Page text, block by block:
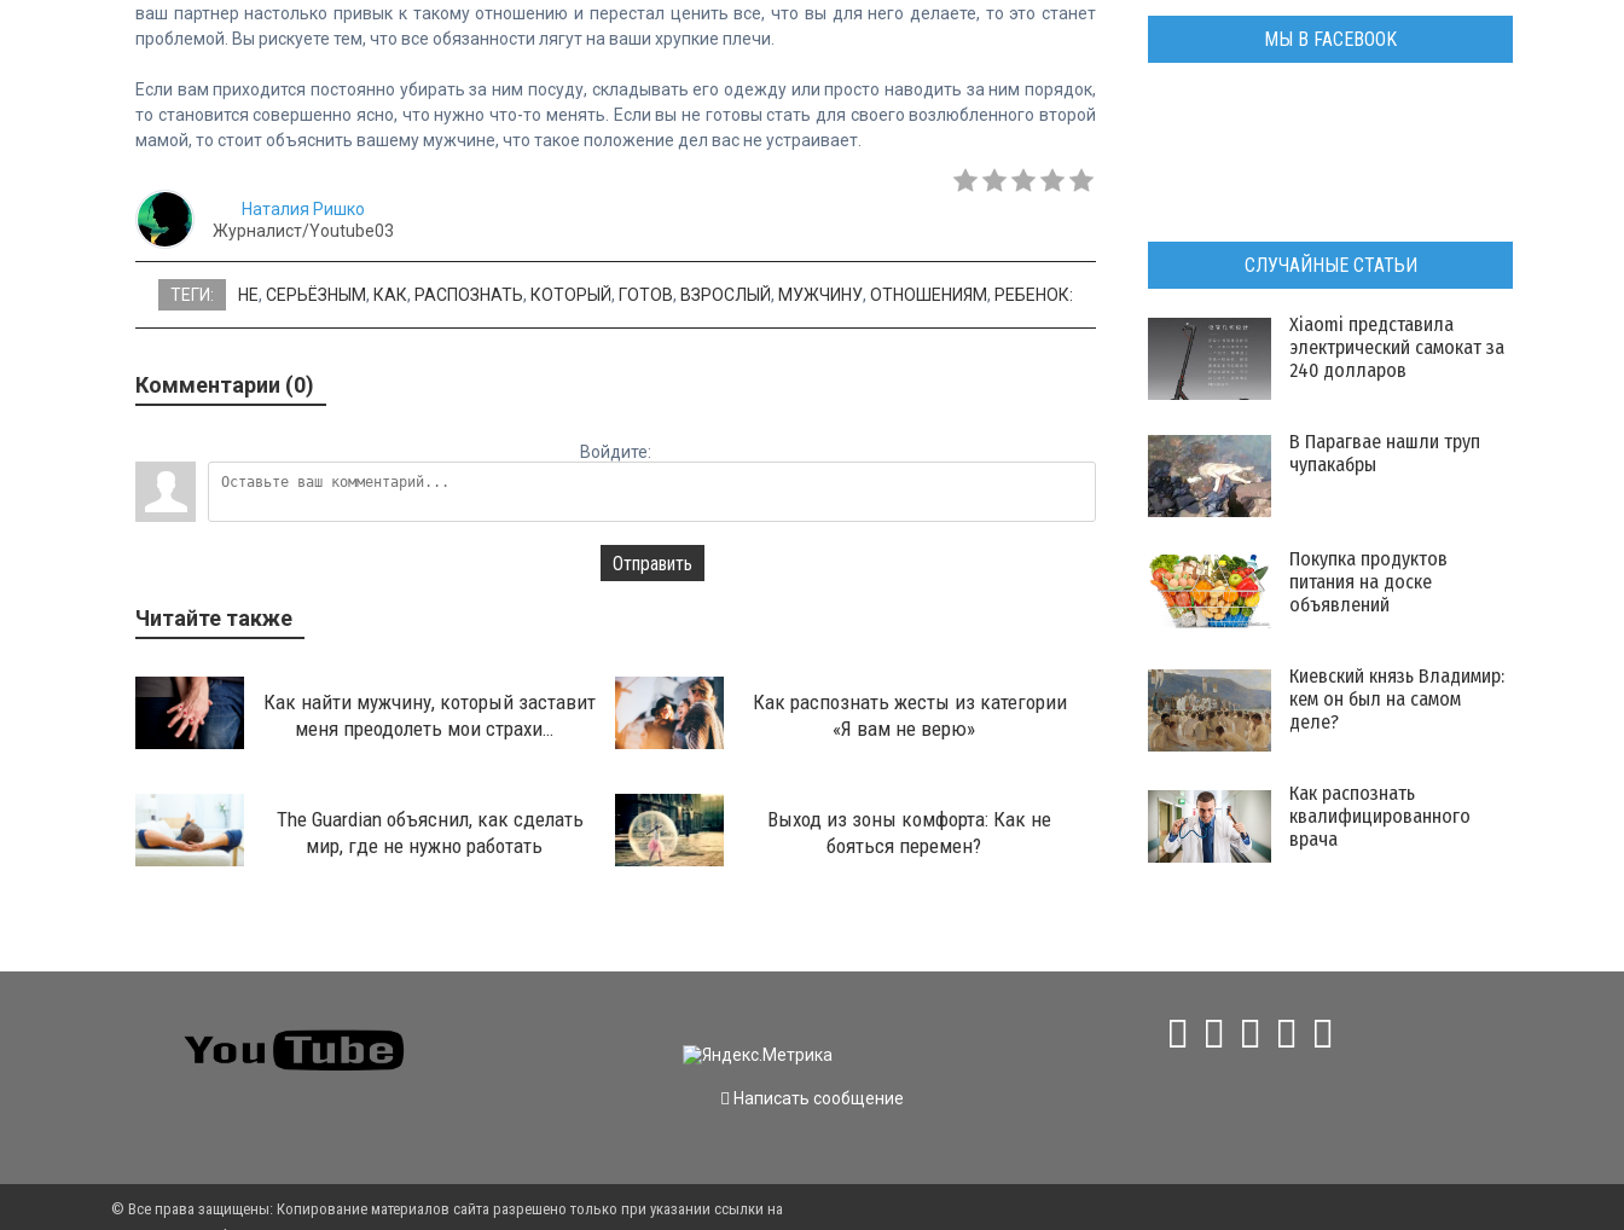
ваш партнер настолько привык к такому отношению и перестал ценить все, что вы для него делаете, то это станет
проблемой. Вы рискуете тем, что все обязанности лягут на ваши хрупкие плечи.
Если вам приходится постоянно убирать за ним посуду, складывать его одежду или просто наводить за ним порядок,
то становится совершенно ясно, что нужно что-то менять. Если вы не готовы стать для своего возлюбленного второй
мамой, то стоит объяснить вашему мужчине, что такое положение дел вас не устраивает.
Наталия Ришко
Журналист/Youtube03
ТЕГИ: НЕ,СЕРЬЁЗНЫМ, КАК, РАСПОЗНАТЬ, КОТОРЫЙ, ГОТОВ, ВЗРОСЛЫЙ, МУЖЧИНУ,ОТНОШЕНИЯМ, РЕБЕНОК:
Комментарии (0)
Войдите:
Отправить
Читайте также
Как найти мужчину, который заставит
меня преодолеть мои страхи…
Как распознать жесты из категории
«Я вам не верю»
The Guardian объяснил, как сделать
мир, где не нужно работать
Выход из зоны комфорта: Как не
бояться перемен?
МЫ В FACEBOOK
СЛУЧАЙНЫЕ СТАТЬИ
Xiaomi представила
электрический самокат за
240 долларов
В Парагвае нашли труп
чупакабры
Покупка продуктов
питания на доске
объявлений
Киевский князь Владимир:
кем он был на самом
деле?
Как распознать
квалифицированного
врача
Написать сообщение
© Все права защищены: Копирование материалов сайта разрешено только при указании ссылки на